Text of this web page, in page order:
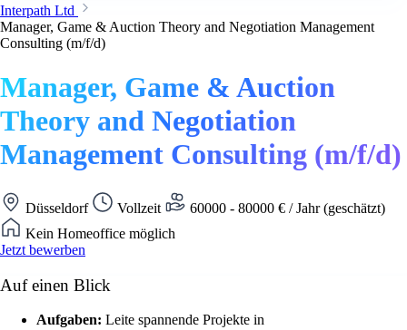
Interpath Ltd
Manager, Game & Auction Theory and Negotiation Management
Consulting (m/f/d)
Manager, Game & Auction
Theory and Negotiation
Management Consulting (m/f/d)
Düsseldorf Vollzeit
60000 - 80000 € / Jahr (geschätzt)
Kein Homeoffice möglich
Jetzt bewerben
Auf einen Blick
Aufgaben: Leite spannende Projekte in